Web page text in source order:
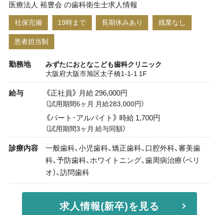
医療法人 裕豊会 の歯科衛生士求人情報
社保完備 19時まで 長期休みあり 残業なし
患者担当制
勤務地 みずたにおとなこども歯科クリニック
大阪府大阪市旭区太子橋1-1-1 1F
給与 《正社員》 月給 296,000円
（試用期間6ヶ月 月給283,000円）
《パート･アルバイト》 時給 1,700円
（試用期間3ヶ月 給与同額）
診療内容
一般歯科、小児歯科、矯正歯科、口腔外科、審美歯
科、予防歯科、ホワイトニング、歯周病治療（ペリ
オ）、訪問歯科
求人情報(新卒)を見る